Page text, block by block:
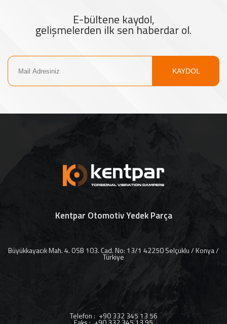
E-bültene kaydol,
gelişmelerden ilk sen haberdar ol.
KAYDOL
Kentpar Otomotiv Yedek Parça
Büyükkayacık Mah. 4. OSB 103. Cad. No: 13/1 42250 Selçuklu / Konya /
Türkiye
Telefon: +90 332 345 13 56